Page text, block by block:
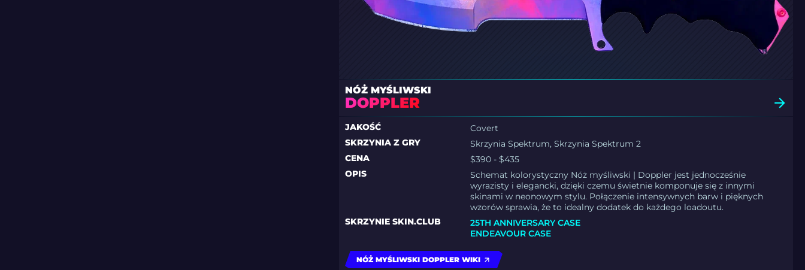
NÓŻ MYŚLIWSKI
DOPPLER
JAKOŚĆ
Covert
SKRZYNIA Z GRY
Skrzynia Spektrum, Skrzynia Spektrum 2
CENA
$390 - $435
OPIS
Schemat kolorystyczny Nóż myśliwski | Doppler jest jednocześnie
wyrazisty i elegancki, dzięki czemu świetnie komponuje się z innymi
skinami w neonowym stylu. Połączenie intensywnych barw i pięknych
wzorów sprawia, że to idealny dodatek do każdego loadoutu.
SKRZYNIE SKIN.CLUB
25TH ANNIVERSARY CASE
ENDEAVOUR CASE
NÓŻ MYŚLIWSKI DOPPLER WIKI